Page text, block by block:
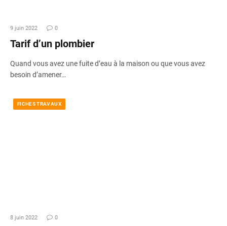
9 juin 2022 0
Tarif d’un plombier
Quand vous avez une fuite d’eau à la maison ou que vous avez
besoin d’amener…
FICHES TRAVAUX
8 juin 2022 0